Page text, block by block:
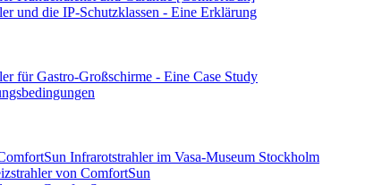
und die IP-Schutzklassen - Eine Erklärung
für Gastro-Großschirme - Eine Case Study
Infrarotstrahler im Vasa-Museum Stockholm
von ComfortSun